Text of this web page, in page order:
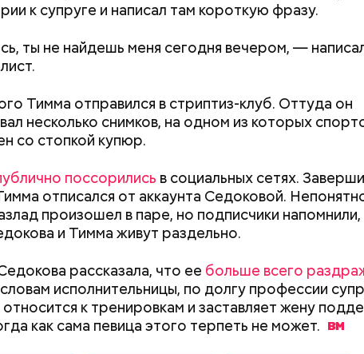
к супруге и написал там короткую фразу.
ты не найдешь меня сегодня вечером, —
Тимма отправился в стриптиз-клуб. Оттуда он
несколько снимков, на одном из которых
со стопкой купюр.
поссорились в социальных сетях.
отписался от аккаунта Седоковой.
произошел в паре, но подписчики напомнили,
и Тимма живут раздельно.
рассказала, что ее больше всего
исполнительницы, по долгу профессии
к тренировкам и заставляет жену
как сама певица этого терпеть не может.
рост патогенных дрожжей в тонком и толстом
сообщил врач.
предметами.
Как получить до 100 тысяч
рублей от государства при
претендовать и какие нужны
документы
Как узнать,